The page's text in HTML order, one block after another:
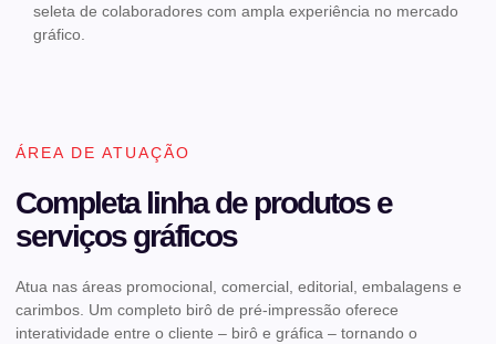
seleta de colaboradores com ampla experiência no mercado
gráfico.
ÁREA DE ATUAÇÃO
Completa linha de produtos e
serviços gráficos
Atua nas áreas promocional, comercial, editorial, embalagens e
carimbos. Um completo birô de pré-impressão oferece
interatividade entre o cliente – birô e gráfica – tornando o